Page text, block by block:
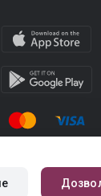
користувача